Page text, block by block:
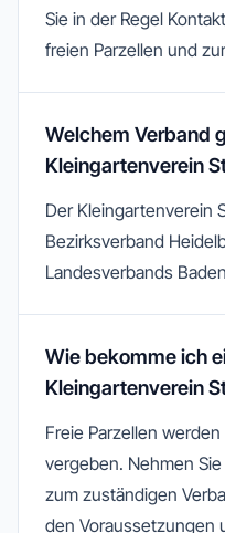
Sie in der Regel
freien Parzellen und
Welchem Verband
Kleingartenverein
Der Kleingartenverein
Bezirksverband
Landesverbands
Wie bekomme ich
Kleingartenverein
Freie Parzellen
vergeben. Nehmen
zum zuständigen
den Voraussetzungen